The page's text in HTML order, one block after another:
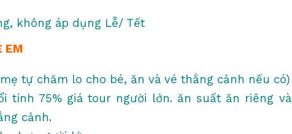
không áp dụng Lễ/ Tết
EM
tự chăm lo cho bé, ăn và vé thắng cảnh nếu có)
tính 75% giá tour người lớn. ăn suất ăn riêng và
cảnh.